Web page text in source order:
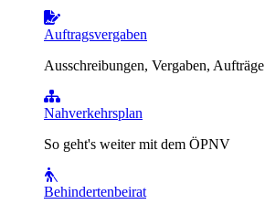
Auftragsvergaben
Ausschreibungen, Vergaben, Aufträge
Nahverkehrsplan
So geht's weiter mit dem ÖPNV
Behindertenbeirat